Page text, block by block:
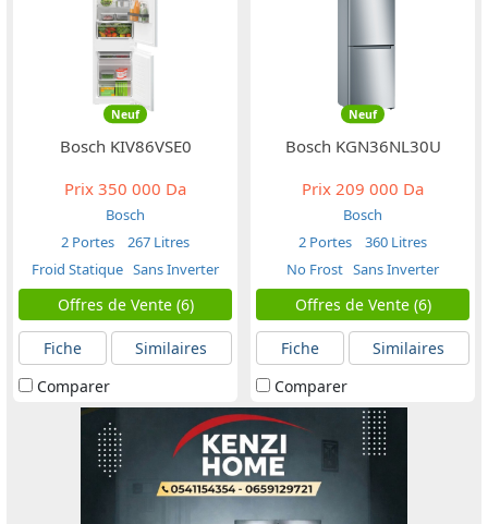
Neuf
Bosch KIV86VSE0
Prix 350 000 Da
Bosch
2 Portes
267 Litres
Froid Statique Sans Inverter
Offres de Vente (6)
Fiche
Similaires
Comparer
Neuf
Bosch KGN36NL30U
Prix 209 000 Da
Bosch
2 Portes
360 Litres
No Frost Sans Inverter
Offres de Vente (6)
Fiche
Similaires
Comparer